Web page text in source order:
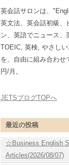
英会話サロンは、
英文法、英会話初級、
ン、英語でニュース、
TOEIC, 英検, やさし
を、自由に組み合わせ
円/月。
JETSブログTOPへ
最近の投稿
☆Business English
Articles(2026/08/07)